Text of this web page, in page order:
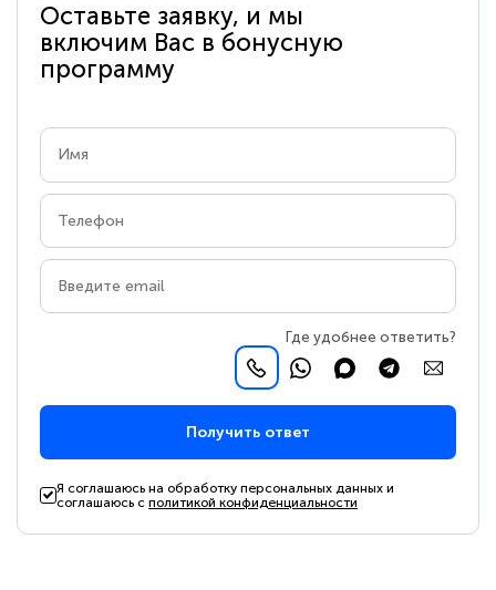
Оставьте заявку, и мы
включим Вас в бонусную
программу
Где удобнее ответить?
Получить ответ
Я соглашаюсь на обработку персональных данных и
соглашаюсь сполитикой конфиденциальности